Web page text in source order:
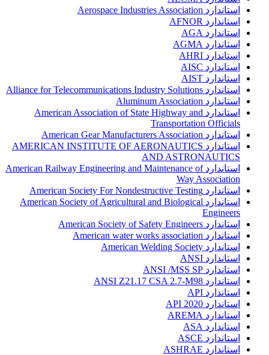
استاندارد Aerospace Industries Association
استاندارد AFNOR
استاندارد AGA
استاندارد AGMA
استاندارد AHRI
استاندارد AISC
استاندارد AIST
استاندارد Alliance for Telecommunications Industry Solutions
استاندارد Aluminum Association
استاندارد American Association of State Highway and
Transportation Officials
استاندارد American Gear Manufacturers Association
استاندارد AMERICAN INSTITUTE OF AERONAUTICS
AND ASTRONAUTICS
استاندارد American Railway Engineering and Maintenance of
Way Association
استاندارد American Society For Nondestructive Testing
استاندارد American Society of Agricultural and Biological
Engineers
استاندارد American Society of Safety Engineers
استاندارد American water works association
استاندارد American Welding Society
استاندارد ANSI
استاندارد ANSI /MSS SP
استاندارد ANSI Z21.17 CSA 2.7-M98
استاندارد API
استاندارد API 2020
استاندارد AREMA
استاندارد ASA
استاندارد ASCE
استاندارد ASHRAE